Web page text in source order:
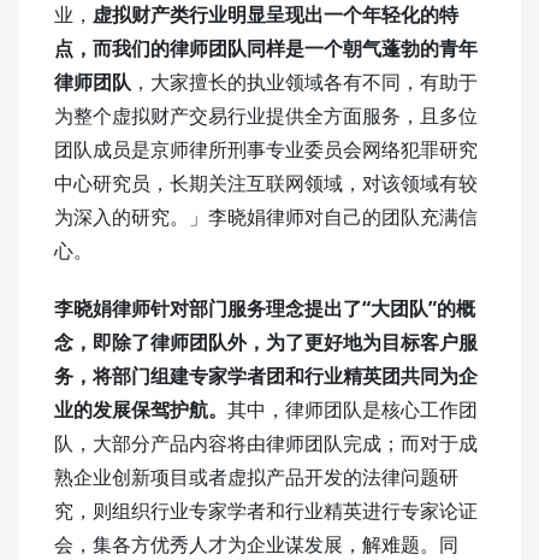
业， 虚拟财产类行业明显呈现出一个年轻化的特
点，而我们的律师团队同样是一个朝气蓬勃的青年
律师团队，大家擅长的执业领域各有不同，有助于
为整个虚拟财产交易行业提供全方面服务，且多位
团队成员是京师律所刑事专业委员会网络犯罪研究
中心研究员，长期关注互联网领域，对该领域有较
为深入的研究。」李晓娟律师对自己的团队充满信
心。
李晓娟律师针对部门服务理念提出了“大团队”的概
念，即除了律师团队外，为了更好地为目标客户服
务，将部门组建专家学者团和行业精英团共同为企
业的发展保驾护航。 其中，律师团队是核心工作团
队，大部分产品内容将由律师团队完成；而对于成
熟企业创新项目或者虚拟产品开发的法律问题研
究，则组织行业专家学者和行业精英进行专家论证
会，集各方优秀人才为企业谋发展，解难题。同